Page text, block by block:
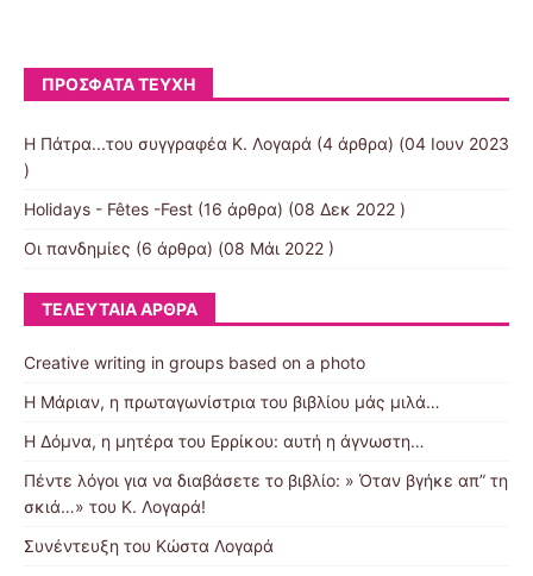
ΠΡΌΣΦΑΤΑ ΤΕΎΧΗ
Η Πάτρα...του συγγραφέα Κ. Λογαρά (4 άρθρα) (04 Ιουν 2023
)
Holidays - Fêtes -Fest (16 άρθρα) (08 Δεκ 2022 )
Οι πανδημίες (6 άρθρα) (08 Μάι 2022 )
ΤΕΛΕΥΤΑΊΑ ΆΡΘΡΑ
Creative writing in groups based on a photo
Η Μάριαν, η πρωταγωνίστρια του βιβλίου μάς μιλά…
Η Δόμνα, η μητέρα του Ερρίκου: αυτή η άγνωστη…
Πέντε λόγοι για να διαβάσετε το βιβλίο: » Όταν βγήκε απ” τη
σκιά…» του Κ. Λογαρά!
Συνέντευξη του Κώστα Λογαρά